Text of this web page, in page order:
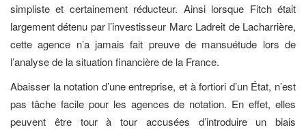
simpliste et certainement réducteur. Ainsi lorsque Fitch était
largement détenu par l’investisseur Marc Ladreit de Lacharrière,
cette agence n’a jamais fait preuve de mansuétude lors de
l’analyse de la situation financière de la France.
Abaisser la notation d’une entreprise, et à fortiori d’un État, n’est
pas tâche facile pour les agences de notation. En effet, elles
peuvent être tour à tour accusées d’introduire un biais